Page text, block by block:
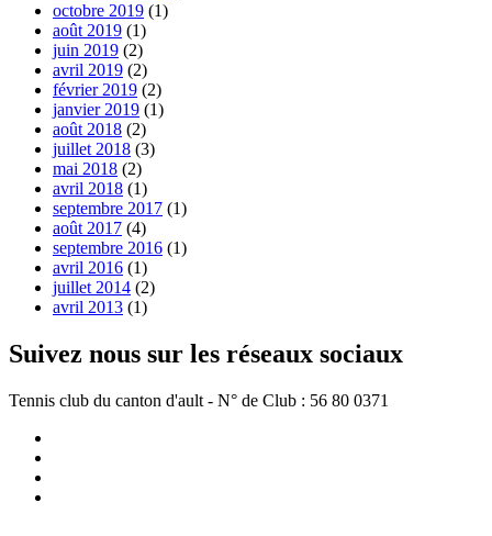
octobre 2019 (1)
août 2019 (1)
juin 2019 (2)
avril 2019 (2)
février 2019 (2)
janvier 2019 (1)
août 2018 (2)
juillet 2018 (3)
mai 2018 (2)
avril 2018 (1)
septembre 2017 (1)
août 2017 (4)
septembre 2016 (1)
avril 2016 (1)
juillet 2014 (2)
avril 2013 (1)
Suivez nous sur les réseaux sociaux
Tennis club du canton d'ault - N° de Club : 56 80 0371